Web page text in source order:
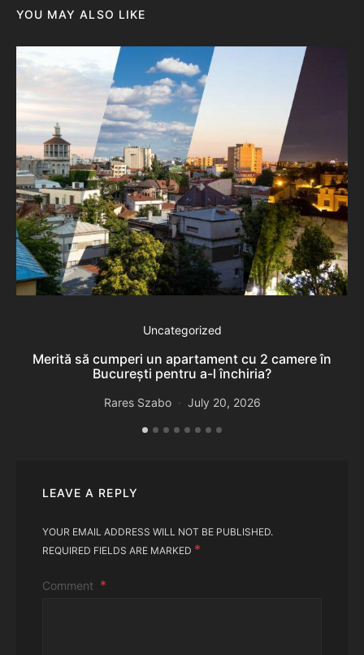
YOU MAY ALSO LIKE
Uncategorized
Merită să cumperi un apartament cu 2 camere în
București pentru a-l închiria?
Rares Szabo July 20, 2026
LEAVE A REPLY
YOUR EMAIL ADDRESS WILL NOT BE PUBLISHED.
REQUIRED FIELDS ARE MARKED *
Comment